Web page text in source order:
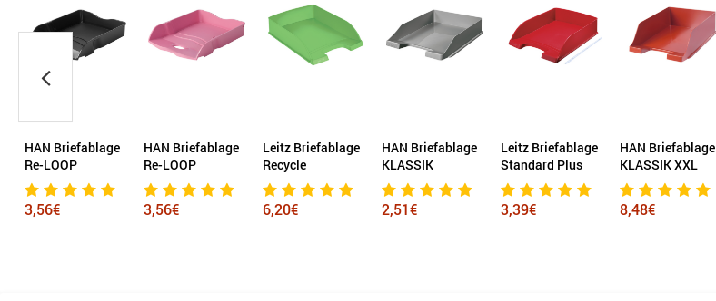
HAN Briefablage
Re-LOOP
3,56€
Leitz Briefablage
Recycle
6,20€
HAN Briefablage
KLASSIK
2,51€
Leitz Briefablage
Standard Plus
3,39€
HAN Briefablage
KLASSIK XXL
8,48€
Leitz Briefablage
Jumbo Plus DIN
A4 quer